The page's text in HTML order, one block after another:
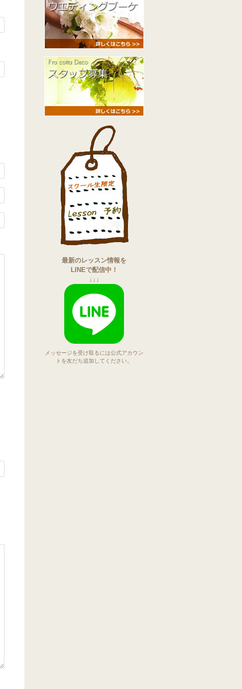
最新のレッスン情報を
LINEで配信中！
↓↓↓
メッセージを受け取るには公式アカウン
トを友だち追加してください。